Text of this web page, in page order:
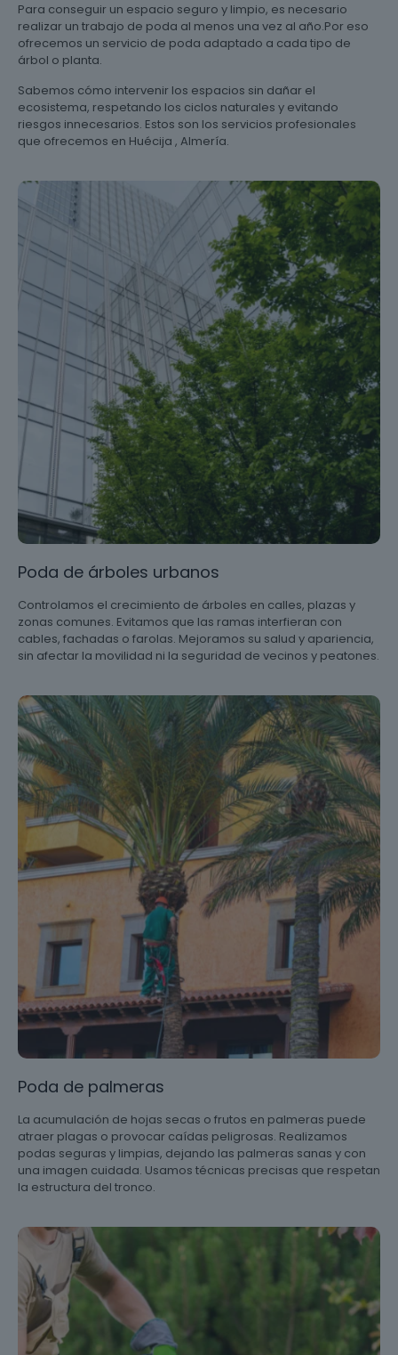
Para conseguir un espacio seguro y limpio, es necesario
realizar un trabajo de poda al menos una vez al año.Por eso
ofrecemos un servicio de poda adaptado a cada tipo de
árbol o planta.
Sabemos cómo intervenir los espacios sin dañar el
ecosistema, respetando los ciclos naturales y evitando
riesgos innecesarios. Estos son los servicios profesionales
que ofrecemos en Huécija , Almería.
Poda de árboles urbanos
Controlamos el crecimiento de árboles en calles, plazas y
zonas comunes. Evitamos que las ramas interfieran con
cables, fachadas o farolas. Mejoramos su salud y apariencia,
sin afectar la movilidad ni la seguridad de vecinos y peatones.
Poda de palmeras
La acumulación de hojas secas o frutos en palmeras puede
atraer plagas o provocar caídas peligrosas. Realizamos
podas seguras y limpias, dejando las palmeras sanas y con
una imagen cuidada. Usamos técnicas precisas que respetan
la estructura del tronco.